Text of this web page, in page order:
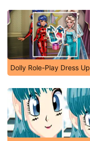
Dolly Role-Play Dress Up